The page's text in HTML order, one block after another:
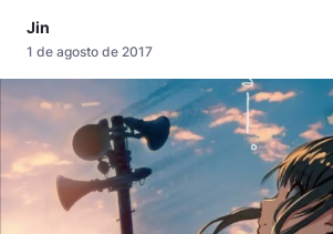
Jin
1 de agosto de 2017